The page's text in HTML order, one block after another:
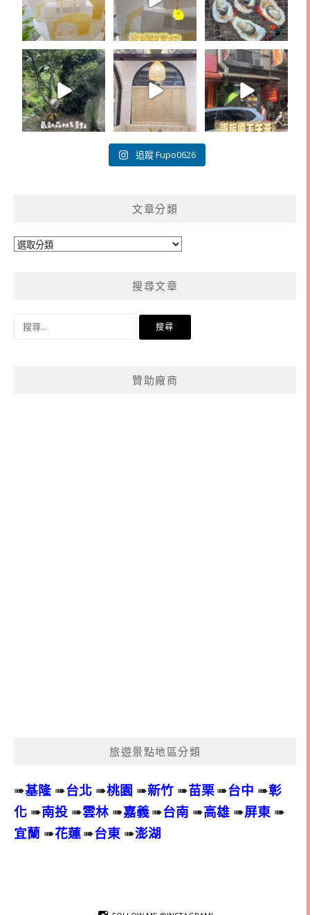
追蹤 Fupo0626
文章分類
文
搜尋文章
贊助廠商
旅遊景點地區分類
➠基隆 ➠台北 ➠桃園 ➠新竹 ➠苗栗➠台中 ➠彰
化 ➠南投 ➠雲林 ➠嘉義➠台南 ➠高雄 ➠屏東 ➠
宜蘭 ➠花蓮➠台東 ➠澎湖